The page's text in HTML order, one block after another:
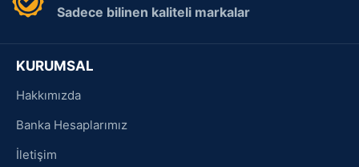
Sadece bilinen kaliteli markalar
KURUMSAL
Hakkımızda
Banka Hesaplarımız
İletişim